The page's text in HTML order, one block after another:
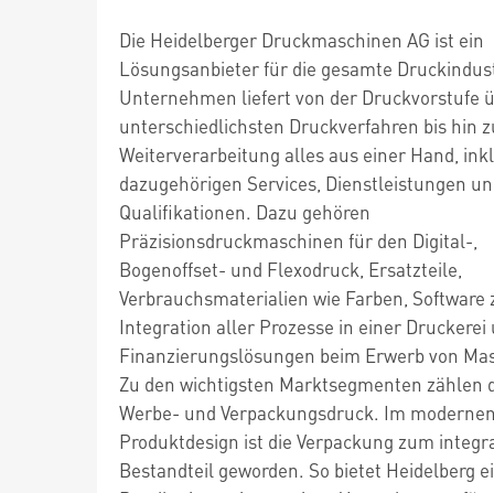
Die Heidelberger Druckmaschinen AG ist ein
Lösungsanbieter für die gesamte
Unternehmen liefert von der Druckvorstufe
unterschiedlichsten Druckverfahren bis hin
Weiterverarbeitung alles aus einer Hand,
dazugehörigen Services, Dienstleistungen
Qualifikationen. Dazu gehören
Präzisionsdruckmaschinen für den Digital-,
Bogenoffset- und Flexodruck, Ersatzteile,
Verbrauchsmaterialien wie Farben, Software
Integration aller Prozesse in einer Druckerei
Finanzierungslösungen beim Erwerb von
Zu den wichtigsten Marktsegmenten zählen
Werbe- und Verpackungsdruck. Im
Produktdesign ist die Verpackung zum
Bestandteil geworden. So bietet Heidelberg